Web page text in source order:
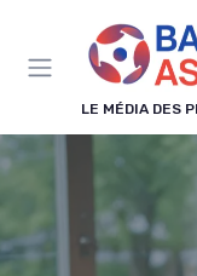
LE MÉDIA DES